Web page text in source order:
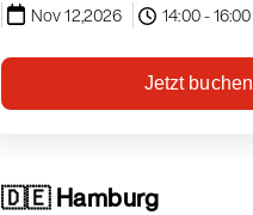
Nov 12,2026 14:00 - 16:00
Jetzt buchen
🇩🇪 Hamburg